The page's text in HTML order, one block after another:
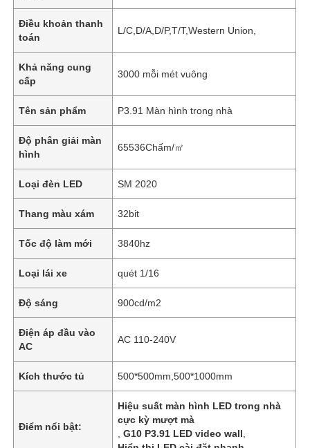
Điều khoản thanh
toán
L/C,D/A,D/P,T/T,Western Union,
Khả năng cung
cấp
3000 mỗi mét vuông
Tên sản phẩm P3.91 Màn hình trong nhà
Độ phân giải màn
hình
65536Chấm/㎡
Loại đèn LED SM 2020
Thang màu xám 32bit
Tốc độ làm mới 3840hz
Loại lái xe quét 1/16
Độ sáng 900cd/m2
Điện áp đầu vào
AC
AC 110-240V
Kích thước tủ 500*500mm,500*1000mm
Điểm nổi bật:
Hiệu suất màn hình LED trong nhà
cực kỳ mượt mà
,G10 P3.91 LED video wall